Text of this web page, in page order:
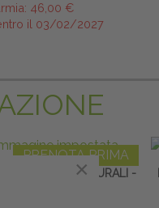
46,00 €
il 03/02/2027
PRENOTA PRIMA
STRUTTURALI -
×
×